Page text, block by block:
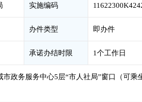
实施编码
办件类型 即办件
承诺办结时限 1个工作日
政务服务中心5层“市人社局”窗口（可乘